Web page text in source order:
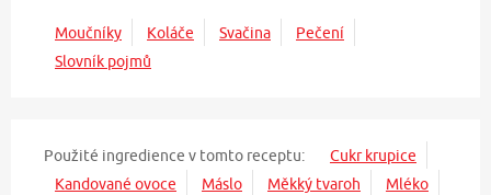
Moučníky Koláče Svačina
Pečení
Slovník pojmů
Použité ingredience v tomto receptu:
Cukr krupice
Kandované ovoce
Máslo Měkký tvaroh
Mléko